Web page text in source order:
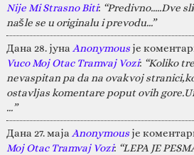
Nije Mi Strasno Biti: “Predivno.....Dve
našle se u originalu i prevodu...”
Дана 28. јуна Anonymousје
Vuco Moj Otac Tramvaj Vozi: “Koliko
nevaspitan pa da na ovakvoj
ostavljas komentare poput ovih
…”
Дана 27. маја Anonymousје
Moj Otac Tramvaj Vozi: “LEPA JE